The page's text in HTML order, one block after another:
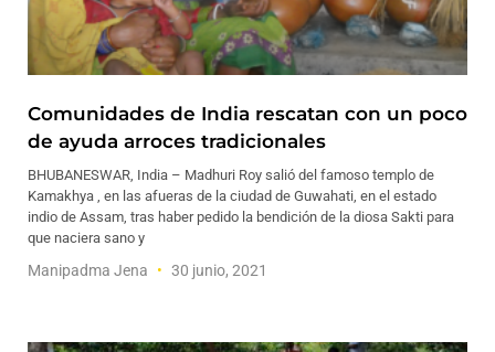
Comunidades de India rescatan con un poco
de ayuda arroces tradicionales
BHUBANESWAR, India – Madhuri Roy salió del famoso templo de
Kamakhya , en las afueras de la ciudad de Guwahati, en el estado
indio de Assam, tras haber pedido la bendición de la diosa Sakti para
que naciera sano y
Manipadma Jena 30 junio, 2021